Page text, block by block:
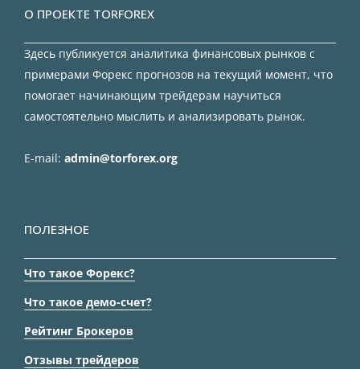
О ПРОЕКТЕ TORFOREX
Здесь публикуется аналитика финансовых рынков с
примерами Форекс прогнозов на текущий момент, что
помогает начинающим трейдерам научиться
самостоятельно мыслить и анализировать рынок.
E-mail: admin@torforex.org
ПОЛЕЗНОЕ
Что такое Форекс?
Что такое демо-счет?
Рейтинг Брокеров
Отзывы трейдеров